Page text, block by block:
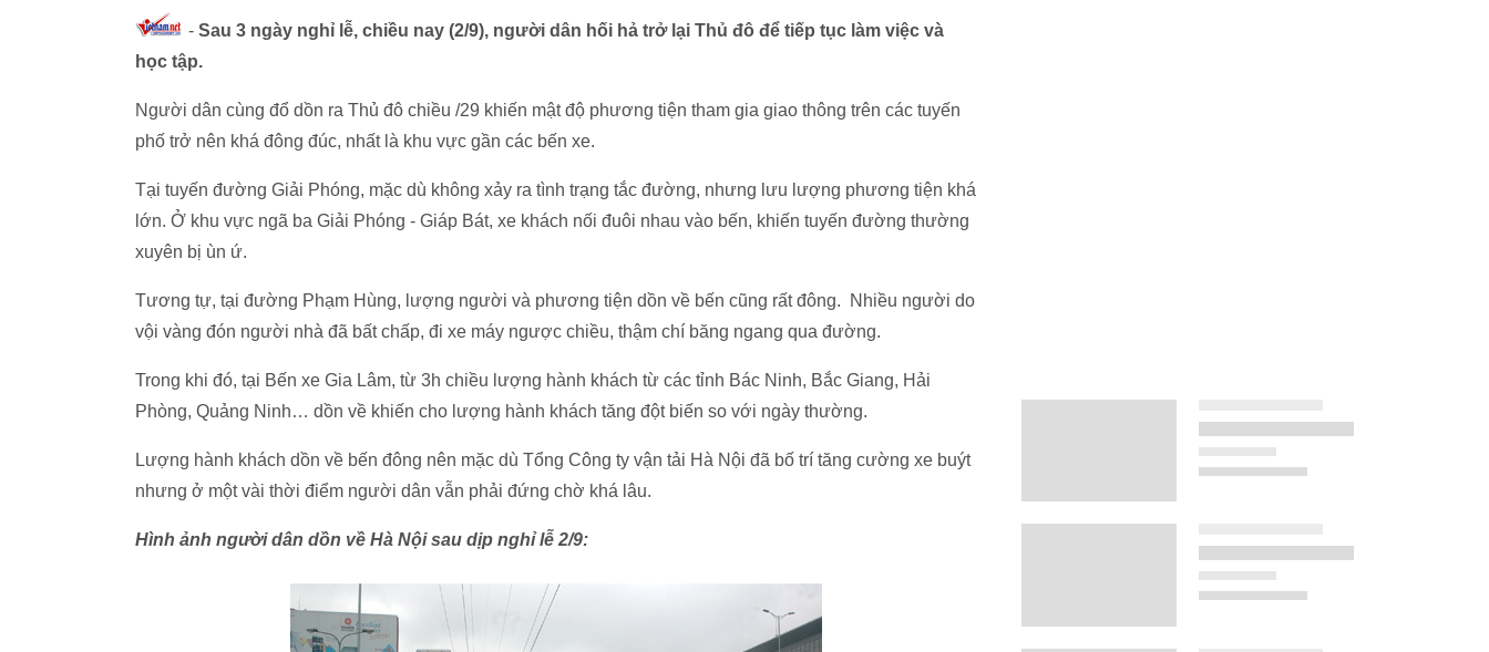
- Sau 3 ngày nghỉ lễ, chiều nay (2/9), người dân hối hả trở lại Thủ đô để tiếp tục làm việc và
học tập.
Người dân cùng đổ dồn ra Thủ đô chiều /29 khiến mật độ phương tiện tham gia giao thông trên các tuyến
phố trở nên khá đông đúc, nhất là khu vực gần các bến xe.
Tại tuyến đường Giải Phóng, mặc dù không xảy ra tình trạng tắc đường, nhưng lưu lượng phương tiện khá
lớn. Ở khu vực ngã ba Giải Phóng - Giáp Bát, xe khách nối đuôi nhau vào bến, khiến tuyến đường thường
xuyên bị ùn ứ.
Tương tự, tại đường Phạm Hùng, lượng người và phương tiện dồn về bến cũng rất đông. Nhiều người do
vội vàng đón người nhà đã bất chấp, đi xe máy ngược chiều, thậm chí băng ngang qua đường.
Trong khi đó, tại Bến xe Gia Lâm, từ 3h chiều lượng hành khách từ các tỉnh Bác Ninh, Bắc Giang, Hải
Phòng, Quảng Ninh… dồn về khiến cho lượng hành khách tăng đột biến so với ngày thường.
Lượng hành khách dồn về bến đông nên mặc dù Tổng Công ty vận tải Hà Nội đã bố trí tăng cường xe buýt
nhưng ở một vài thời điểm người dân vẫn phải đứng chờ khá lâu.
Hình ảnh người dân dồn về Hà Nội sau dịp nghỉ lễ 2/9: